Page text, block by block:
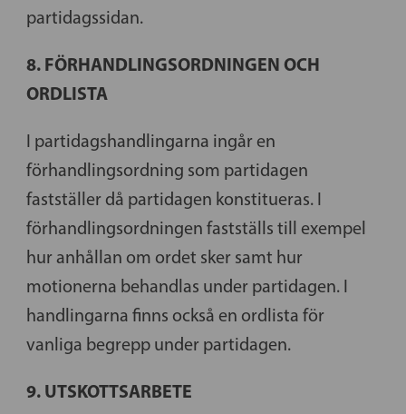
partidagssidan.
8. FÖRHANDLINGSORDNINGEN OCH
ORDLISTA
I partidagshandlingarna ingår en
förhandlingsordning som partidagen
fastställer då partidagen konstitueras. I
förhandlingsordningen fastställs till exempel
hur anhållan om ordet sker samt hur
motionerna behandlas under partidagen. I
handlingarna finns också en ordlista för
vanliga begrepp under partidagen.
9. UTSKOTTSARBETE